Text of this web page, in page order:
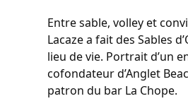
Entre sable, volley et
Lacaze a fait des Sables
lieu de vie. Portrait d’un
cofondateur d’Anglet
patron du bar La Chope.